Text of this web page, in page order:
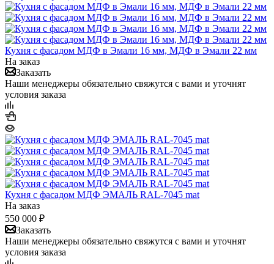
Кухня с фасадом МДФ в Эмали 16 мм, МДФ в Эмали 22 мм
На заказ
Заказать
Наши менеджеры обязательно свяжутся с вами и уточнят
условия заказа
Кухня с фасадом МДФ ЭМАЛЬ RAL-7045 mat
На заказ
550 000 ₽
Заказать
Наши менеджеры обязательно свяжутся с вами и уточнят
условия заказа